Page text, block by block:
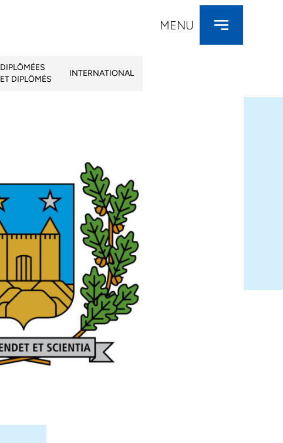
MENU
DIPLÔMÉES
ET DIPLÔMÉS
INTERNATIONAL